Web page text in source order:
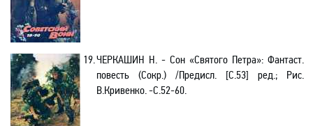
19.ЧЕРКАШИН Н. - Сон «Святого Петра»: Фантаст.
повесть (Сокр.) /Предисл. [С.53] ред.; Рис.
В.Кривенко. -C.52-60.